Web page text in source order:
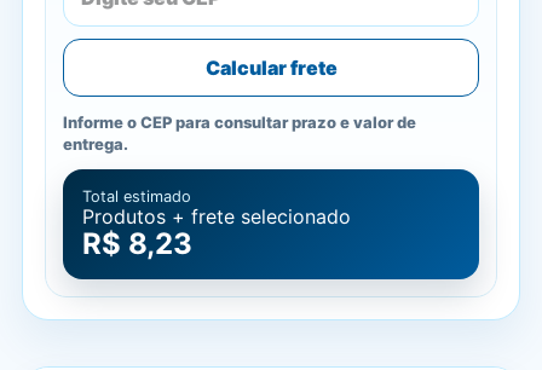
Calcular frete
Informe o CEP para consultar prazo e valor de
entrega.
Total estimado
Produtos + frete selecionado
R$ 8,23